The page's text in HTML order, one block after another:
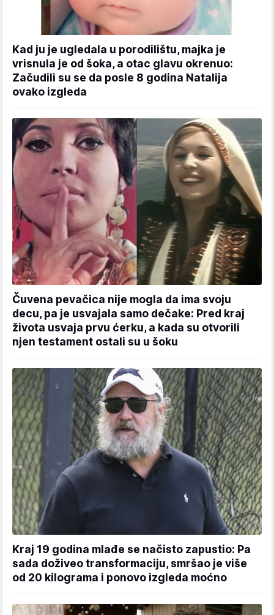
Kad ju je ugledala u porodilištu, majka je
vrisnula je od šoka, a otac glavu okrenuo:
Začudili su se da posle 8 godina Natalija
ovako izgleda
Čuvena pevačica nije mogla da ima svoju
decu, pa je usvajala samo dečake: Pred kraj
života usvaja prvu ćerku, a kada su otvorili
njen testament ostali su u šoku
Kraj 19 godina mlađe se načisto zapustio: Pa
sada doživeo transformaciju, smršao je više
od 20 kilograma i ponovo izgleda moćno